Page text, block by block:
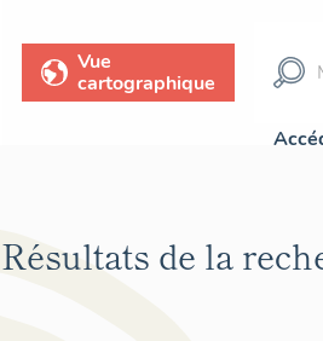
Vue
cartographique
Résultats de la